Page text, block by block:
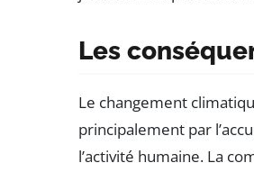
Les
Le changement
principalement par
l’activité humaine. La